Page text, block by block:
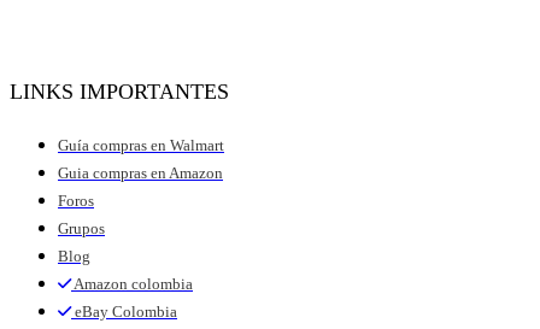
LINKS IMPORTANTES
Guía compras en Walmart
Guia compras en Amazon
Foros
Grupos
Blog
Amazon colombia
eBay Colombia